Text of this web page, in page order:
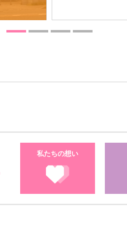
私たちの想い